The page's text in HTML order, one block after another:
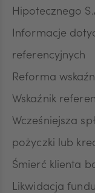
Hipotecznego
Informacje
referencyjnych
Reforma
Wskaźnik
Wcześniejsza
pożyczki lub
Śmierć klienta
Likwidacja